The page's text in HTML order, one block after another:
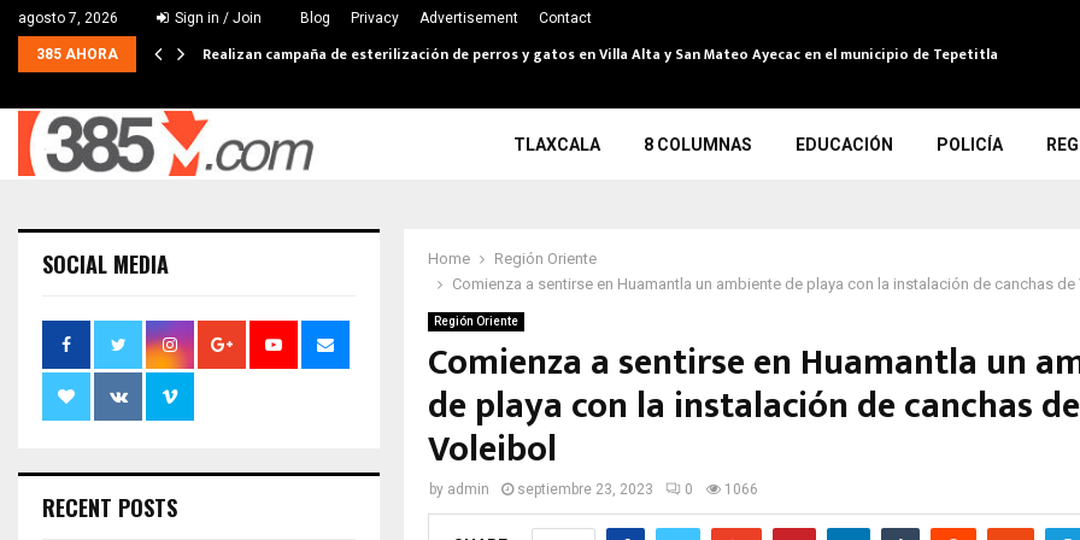
agosto 7, 2026 Sign in / Join Blog Privacy Advertisement Contact
385 AHORA Realizan campaña de esterilización de perros y gatos en Villa Alta y San Mateo Ayecac en el municipio de Tepetitla
TLAXCALA 8 COLUMNAS EDUCACIÓN POLICÍA
Home
Región Oriente
Comienza a sentirse en Huamantla un ambiente de playa con la instalación de canchas de
Región Oriente
Comienza a sentirse en Huamantla un
de playa con la instalación de canchas de
Voleibol
by admin septiembre 23, 2023 0 1066
SOCIAL MEDIA
RECENT POSTS